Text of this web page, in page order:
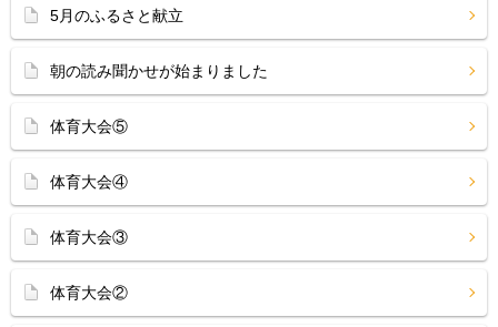
5月のふるさと献立
朝の読み聞かせが始まりました
体育大会⑤
体育大会④
体育大会③
体育大会②